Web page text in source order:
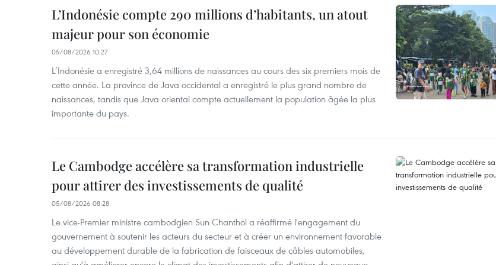
L’Indonésie compte 290 millions d’habitants, un atout
majeur pour son économie
05/08/2026 10:27
L’Indonésie a enregistré 3,64 millions de naissances au cours des six premiers mois de
cette année. La province de Java occidental a enregistré le plus grand nombre de
naissances, tandis que Java oriental compte actuellement la population âgée la plus
importante du pays.
Le Cambodge accélère sa transformation industrielle
pour attirer des investissements de qualité
05/08/2026 08:28
Le vice-Premier ministre cambodgien Sun Chanthol a réaffirmé l'engagement du
gouvernement à soutenir les acteurs du secteur et à créer un environnement favorable
au développement durable de la fabrication de faisceaux de câbles automobiles,